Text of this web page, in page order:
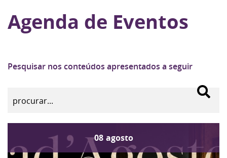
Agenda de Eventos
Pesquisar nos conteúdos apresentados a seguir
08 agosto